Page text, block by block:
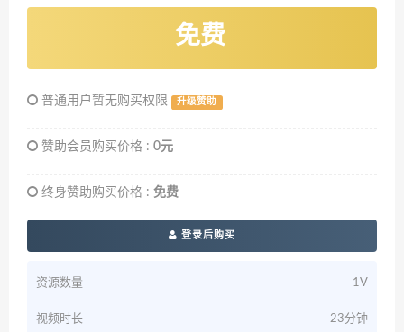
免费
普通用户暂无购买权限 升级赞助
赞助会员购买价格 : 0元
终身赞助购买价格 : 免费
登录后购买
资源数量 1V
视频时长 23分钟